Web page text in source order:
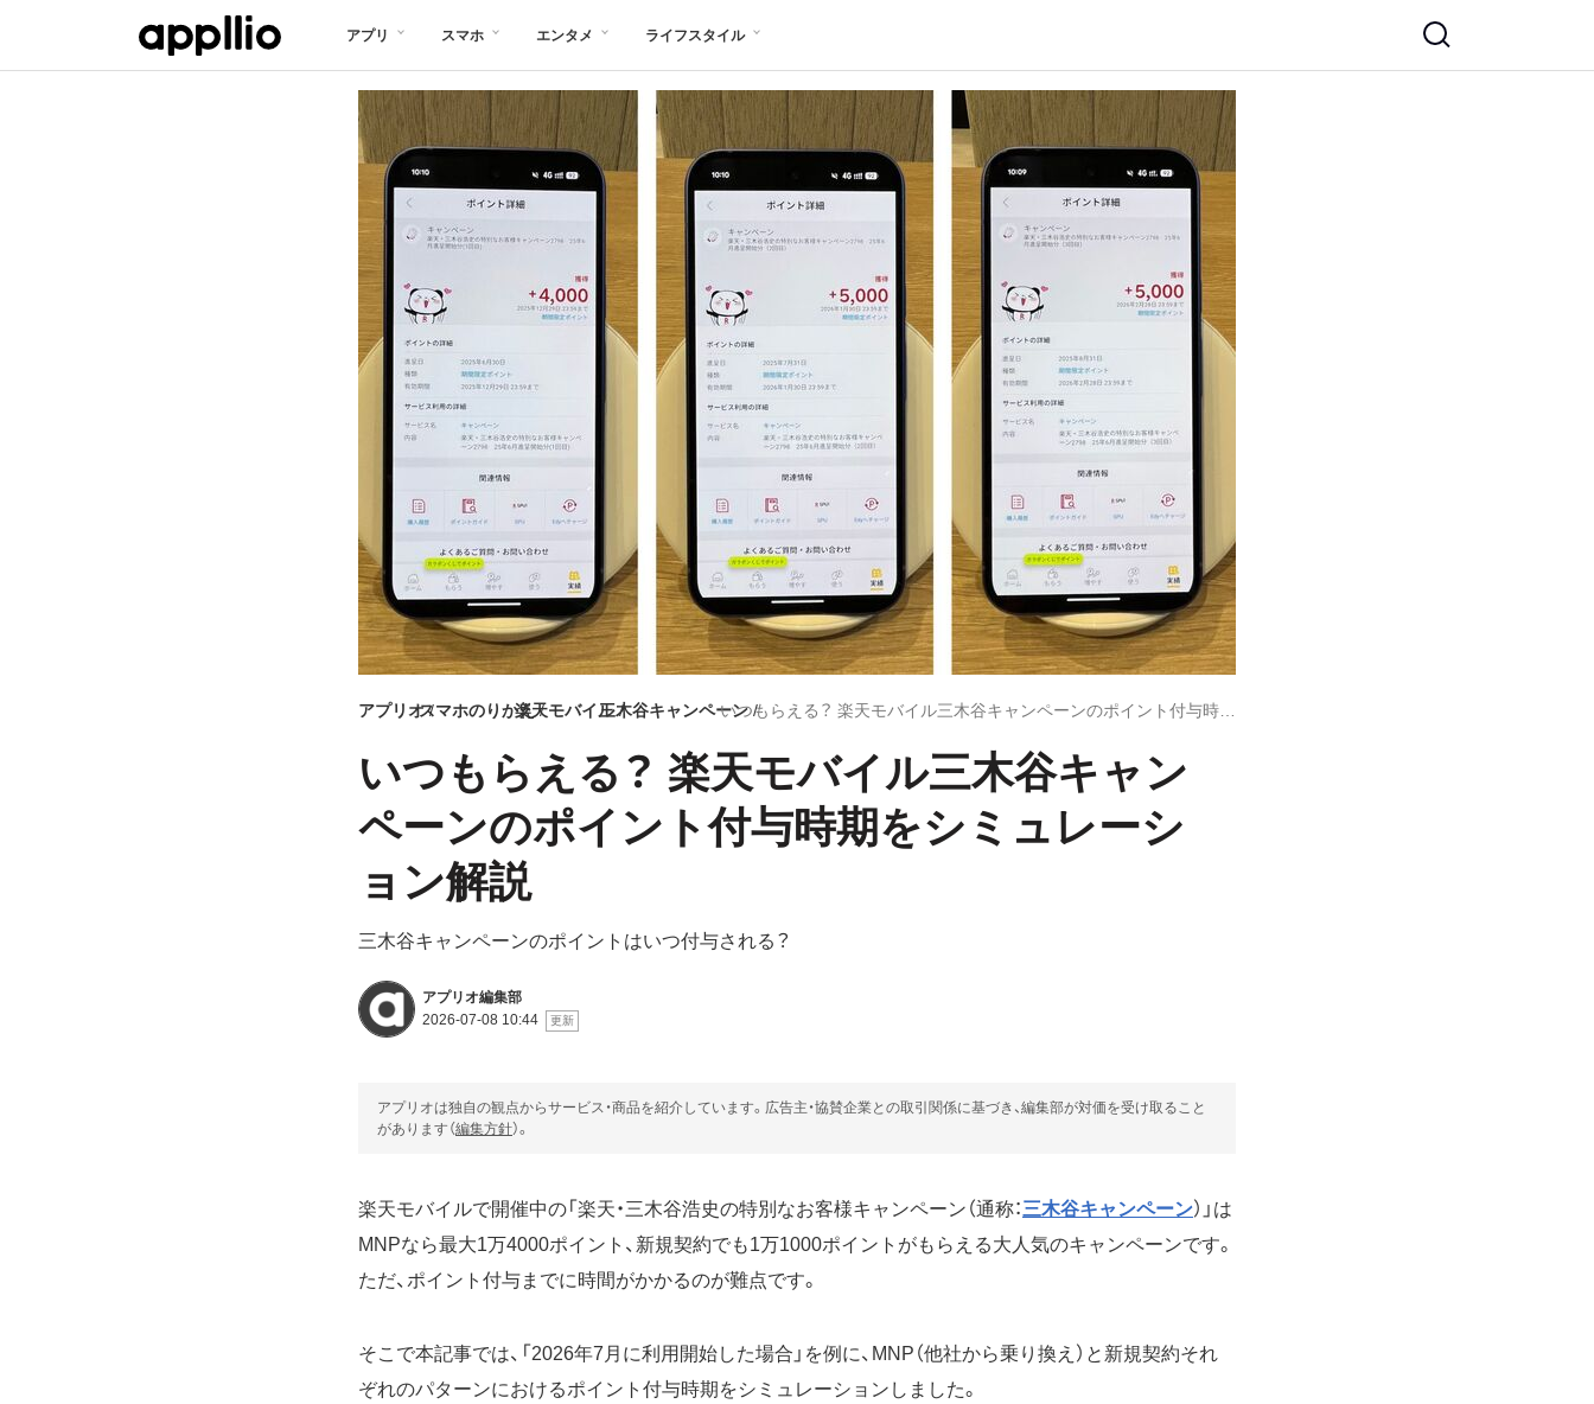
アプリ スマホ エンタメ ライフスタイル
アプリオスマホのりかえ楽天モバイル三木谷キャンペーン いつもらえる？ 楽天モバイル三木谷キャンペーンのポイント付与時期をシミュレーション解説
いつもらえる？ 楽天モバイル三木谷キャン
ペーンのポイント付与時期をシミュレーシ
ョン解説
三木谷キャンペーンのポイントはいつ付与される？
アプリオ編集部
2026-07-08 10:44
アプリオは独自の観点からサービス・商品を紹介しています。広告主・協賛企業との取引関係に基づき、編集部が対価を受け取ること
があります（編集方針）。
楽天モバイルで開催中の「楽天・三木谷浩史の特別なお客様キャンペーン（通称：三木谷キャンペーン）」は
MNPなら最大1万4000ポイント、新規契約でも1万1000ポイントがもらえる大人気のキャンペーンです。
ただ、ポイント付与までに時間がかかるのが難点です。
そこで本記事では、「2026年7月に利用開始した場合」を例に、MNP（他社から乗り換え）と新規契約それ
ぞれのパターンにおけるポイント付与時期をシミュレーションしました。